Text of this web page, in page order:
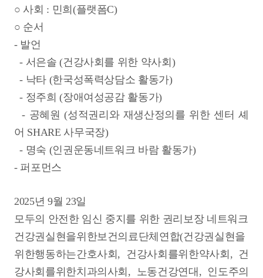
○ 사회 : 민희(플랫폼C)
○ 순서
- 발언
- 서은솔 (건강사회를 위한 약사회)
- 낙타 (한국성폭력상담소 활동가)
- 정주희 (장애여성공감 활동가)
- 공혜원 (성적권리와 재생산정의를 위한 센터 셰
어 SHARE 사무국장)
- 명숙 (인권운동네트워크 바람 활동가)
- 퍼포먼스
2025년 9월 23일
모두의 안전한 임신 중지를 위한 권리보장 네트워크
건강권실현을위한보건의료단체연합(건강권실현을
위한행동하는간호사회, 건강사회를위한약사회, 건
강사회를위한치과의사회, 노동건강연대, 인도주의